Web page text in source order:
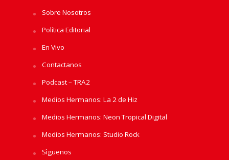
Sobre Nosotros
Política Editorial
En Vivo
Contactanos
Podcast – TRA2
Medios Hermanos: La 2 de Hiz
Medios Hermanos: Neon Tropical Digital
Medios Hermanos: Studio Rock
Sìguenos